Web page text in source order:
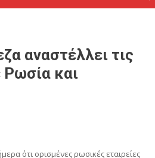
αναστέλλει τις
Ρωσία και
ότι ορισμένες ρωσικές εταιρείες